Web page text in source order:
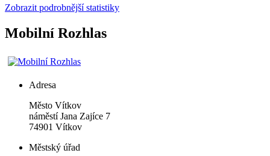
Zobrazit podrobnější statistiky
Mobilní Rozhlas
Adresa
Město Vítkov
náměstí Jana Zajíce 7
74901 Vítkov
Městský úřad